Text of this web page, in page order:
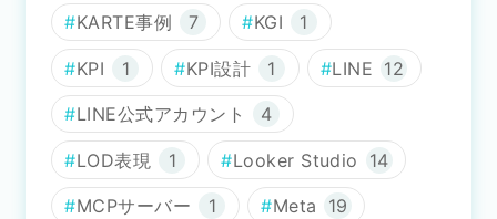
KARTE事例 7 KGI 1
KPI 1 KPI設計 1 LINE 12
LINE公式アカウント 4
LOD表現 1 Looker Studio 14
MCPサーバー 1 Meta 19